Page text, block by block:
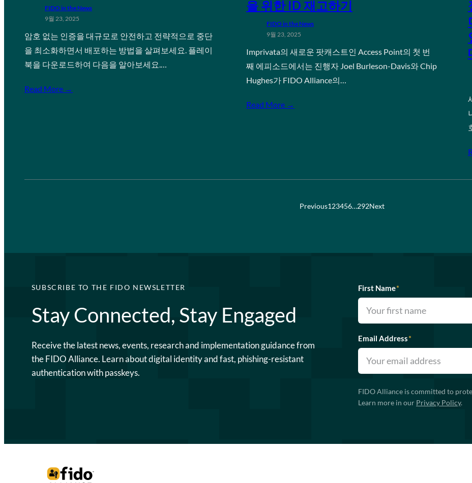
FIDO in the News
9월 23, 2025
암호 없는 인증을 대규모로 안전하고 전략적으로 중단
을 최소화하면서 배포하는 방법을 살펴보세요. 플레이
북을 다운로드하여 다음을 알아보세요.…
Read More →
을 위한 ID 재고하기
FIDO in the News
9월 23, 2025
Imprivata의 새로운 팟캐스트인 Access Point의 첫 번
째 에피소드에서는 진행자 Joel Burleson-Davis와 Chip
Hughes가 FIDO Alliance의…
Read More →
Previous123456…292Next
SUBSCRIBE TO THE FIDO NEWSLETTER
Stay Connected, Stay Engaged
Receive the latest news, events, research and implementation guidance from
the FIDO Alliance. Learn about digital identity and fast, phishing-resistant
authentication with passkeys.
First Name*
Email Address*
FIDO Alliance is committed to
Learn more in our Privacy Policy.